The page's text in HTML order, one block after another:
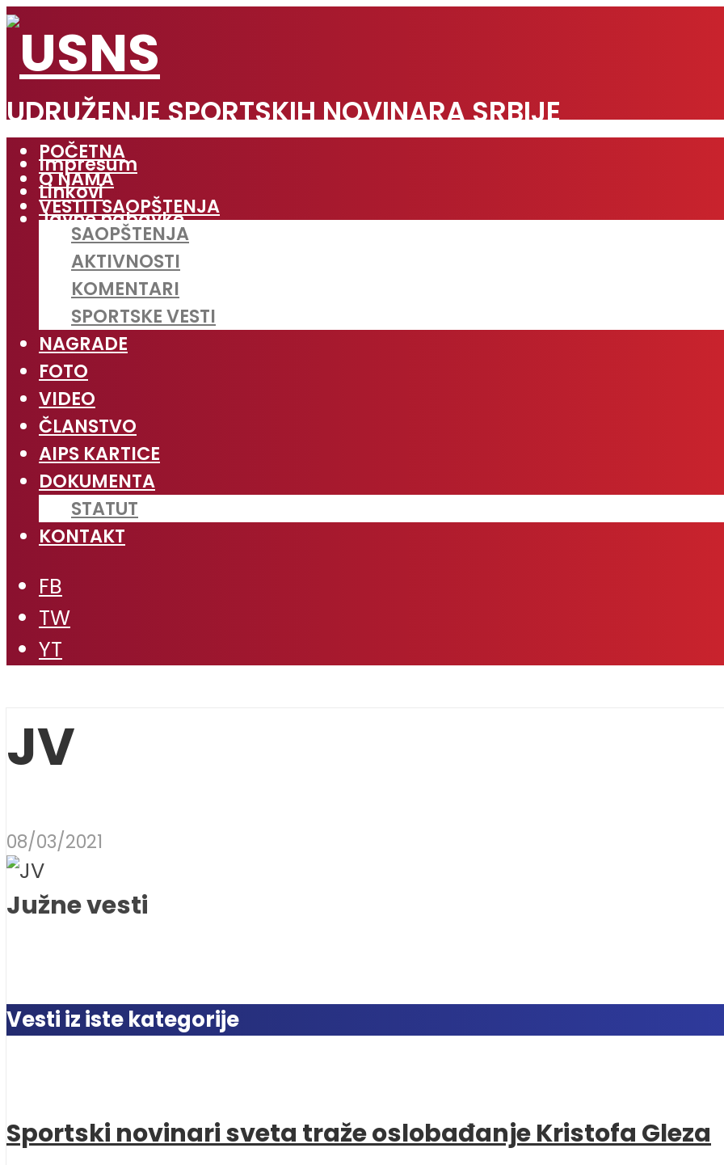
UDRUŽENJE SPORTSKIH NOVINARA SRBIJE
Impresum
Linkovi
Javne nabavke
POČETNA
O NAMA
VESTI I SAOPŠTENJA
SAOPŠTENJA
AKTIVNOSTI
KOMENTARI
SPORTSKE VESTI
NAGRADE
FOTO
VIDEO
ČLANSTVO
AIPS KARTICE
DOKUMENTA
STATUT
KONTAKT
FB
TW
YT
JV
08/03/2021
Južne vesti
Vesti iz iste kategorije
Sportski novinari sveta traže oslobađanje Kristofa Gleza